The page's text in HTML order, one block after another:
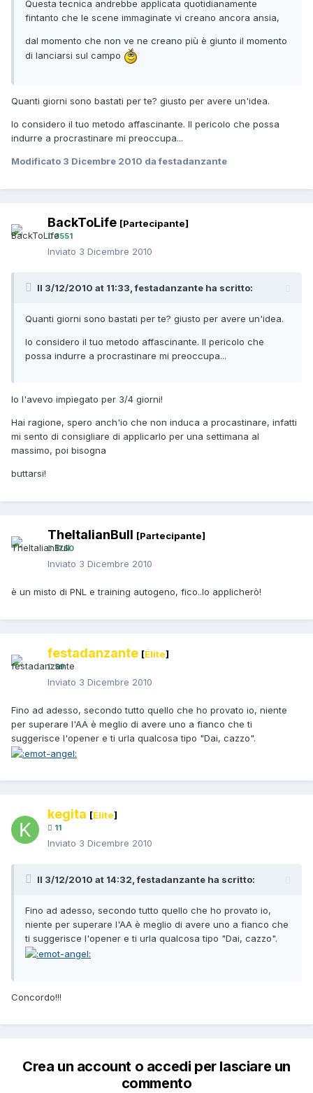
Questa tecnica andrebbe applicata quotidianamente
fintanto che le scene immaginate vi creano ancora ansia,
dal momento che non ve ne creano più è giunto il momento
di lanciarsi sul campo
Quanti giorni sono bastati per te? giusto per avere un'idea.
Io considero il tuo metodo affascinante. Il pericolo che possa
indurre a procrastinare mi preoccupa...
Modificato 3 Dicembre 2010 da festadanzante
BackToLife [Partecipante]
3551
Inviato 3 Dicembre 2010
Il 3/12/2010 at 11:33, festadanzante ha scritto:
Quanti giorni sono bastati per te? giusto per avere un'idea.
Io considero il tuo metodo affascinante. Il pericolo che
possa indurre a procrastinare mi preoccupa...
Io l'avevo impiegato per 3/4 giorni!
Hai ragione, spero anch'io che non induca a procastinare, infatti
mi sento di consigliare di applicarlo per una settimana al
massimo, poi bisogna
buttarsi!
TheItalianBull [Partecipante]
1750
Inviato 3 Dicembre 2010
è un misto di PNL e training autogeno, fico..lo applicherò!
festadanzante [Élite]
59
Inviato 3 Dicembre 2010
Fino ad adesso, secondo tutto quello che ho provato io, niente
per superare l'AA è meglio di avere uno a fianco che ti
suggerisce l'opener e ti urla qualcosa tipo "Dai, cazzo".
kegita [Élite]
11
Inviato 3 Dicembre 2010
Il 3/12/2010 at 14:32, festadanzante ha scritto:
Fino ad adesso, secondo tutto quello che ho provato io,
niente per superare l'AA è meglio di avere uno a fianco che
ti suggerisce l'opener e ti urla qualcosa tipo "Dai, cazzo".
Concordo!!!
Crea un account o accedi per lasciare un
commento